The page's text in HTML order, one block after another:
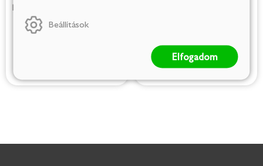
(8 986 Ft/kg)
Beállítások
Elfogadom